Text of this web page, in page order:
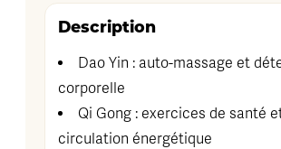
Description
Dao Yin : auto-massage et
corporelle
Qi Gong : exercices de santé
circulation énergétique